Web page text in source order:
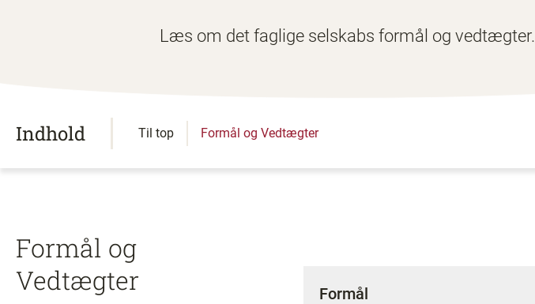
Læs om det faglige selskabs formål og vedtægter.
Indhold Til top Formål og Vedtægter
Formål og
Vedtægter
Formål